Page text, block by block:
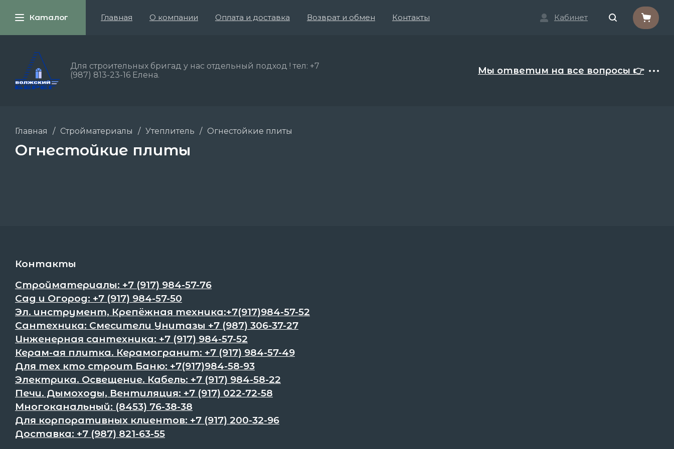
Каталог Главная О компании Оплата и доставка Возврат и обмен Контакты Кабинет
Для строительных бригад у нас отдельный подход ! тел: +7
(987) 813-23-16 Елена.
Мы ответим на все вопросы 👉
Главная / Стройматериалы / Утеплитель / Огнестойкие плиты
Огнестойкие плиты
Контакты
Стройматериалы: +7 (917) 984-57-76
Сад и Огород: +7 (917) 984-57-50
Эл. инструмент, Крепёжная техника:+7(917)984-57-52
Сантехника: Смесители Унитазы +7 (987) 306-37-27
Инженерная сантехника: +7 (917) 984-57-52
Керам-ая плитка. Керамогранит: +7 (917) 984-57-49
Для тех кто строит Баню: +7(917)984-58-93
Электрика. Освещение. Кабель: +7 (917) 984-58-22
Печи. Дымоходы, Вентиляция: +7 (917) 022-72-58
Многоканальный: (8453) 76-38-38
Для корпоративных клиентов: +7 (917) 200-32-96
Доставка: +7 (987) 821-63-55